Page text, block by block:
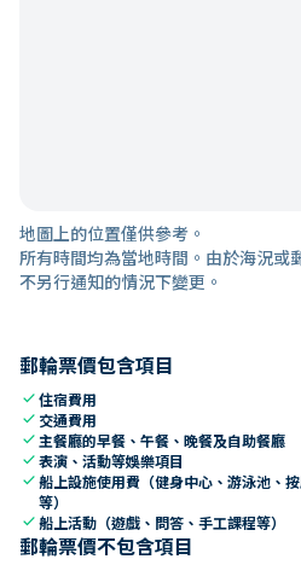
地圖上的位置僅供參考。
所有時間均為當地時間。由於海況或
不另行通知的情況下變更。
郵輪票價包含項目
check住宿費用
check 交通費用
check 主餐廳的早餐、午餐、晚餐及自助餐廳
check表演、活動等娛樂項目
check船上設施使用費（健身中心、游泳池、
等）
check船上活動（遊戲、問答、手工課程等）
郵輪票價不包含項目